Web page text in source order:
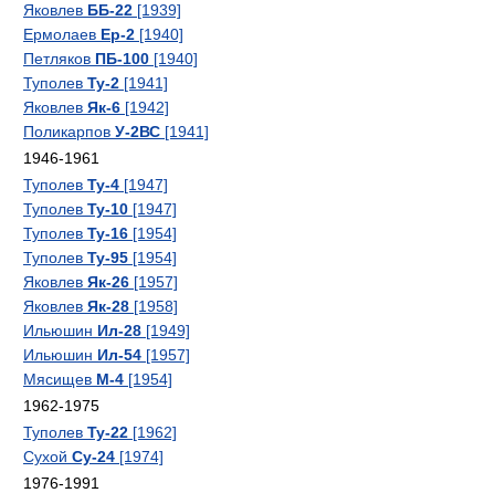
Яковлев ББ-22 [1939]
Ермолаев Ер-2 [1940]
Петляков ПБ-100 [1940]
Туполев Ту-2 [1941]
Яковлев Як-6 [1942]
Поликарпов У-2ВС [1941]
1946-1961
Туполев Ту-4 [1947]
Туполев Ту-10 [1947]
Туполев Ту-16 [1954]
Туполев Ту-95 [1954]
Яковлев Як-26 [1957]
Яковлев Як-28 [1958]
Ильюшин Ил-28 [1949]
Ильюшин Ил-54 [1957]
Мясищев М-4 [1954]
1962-1975
Туполев Ту-22 [1962]
Сухой Су-24 [1974]
1976-1991